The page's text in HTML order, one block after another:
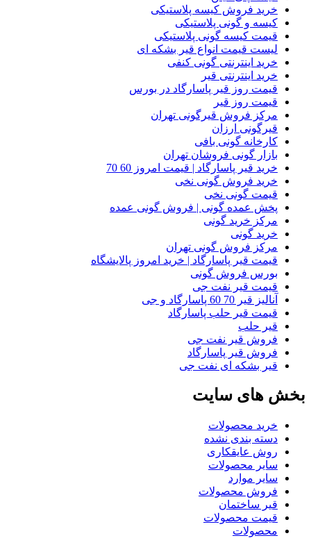
خرید فروش کیسه پلاستیکی
کیسه و گونی پلاستیکی
قیمت کیسه گونی پلاستیکی
لیست قیمت انواع قیر بشکه ای
خرید اینترنتی گونی کنفی
خرید اینترنتی قیر
قیمت روز قیر پاسارگاد در بورس
قیمت روز قیر
مرکز فروش قیرگونی تهران
قیرگونی ارزان
کارخانه گونی بافی
بازار گونی فروشان تهران
خرید قیر پاسارگاد | قیمت امروز 60 70
خرید فروش گونی نخی
قیمت گونی نخی
پخش عمده گونی | فروش گونی عمده
مرکز خرید گونی
خرید گونی
مرکز فروش گونی تهران
قیمت قیر پاسارگاد | خرید امروز پالایشگاه
بورس فروش گونی
قیمت قیر نفت جی
آنالیز قیر 70 60 پاسارگاد و جی
قیمت قیر حلب پاسارگاد
قیر حلب
فروش قیر نفت جی
فروش قیر پاسارگاد
قیر بشکه ای نفت جی
بخش های سایت
خرید محصولات
دسته بندی نشده
روش عایقکاری
سایر محصولات
سایر موارد
فروش محصولات
قیر ساختمان
قیمت محصولات
محصولات